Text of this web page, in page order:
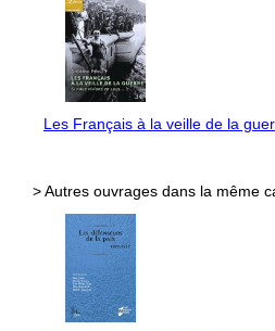
Les Français à la veille de la
> Autres ouvrages dans la même